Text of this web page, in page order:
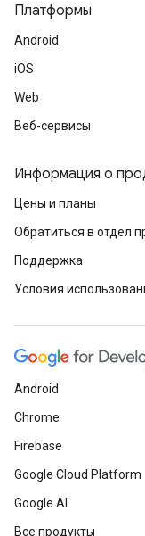
Платформы
Android
iOS
Web
Веб-сервисы
Информация о
Цены и планы
Обратиться в отдел
Поддержка
Условия
Android
Chrome
Firebase
Google Cloud Platform
Google AI
Все продукты